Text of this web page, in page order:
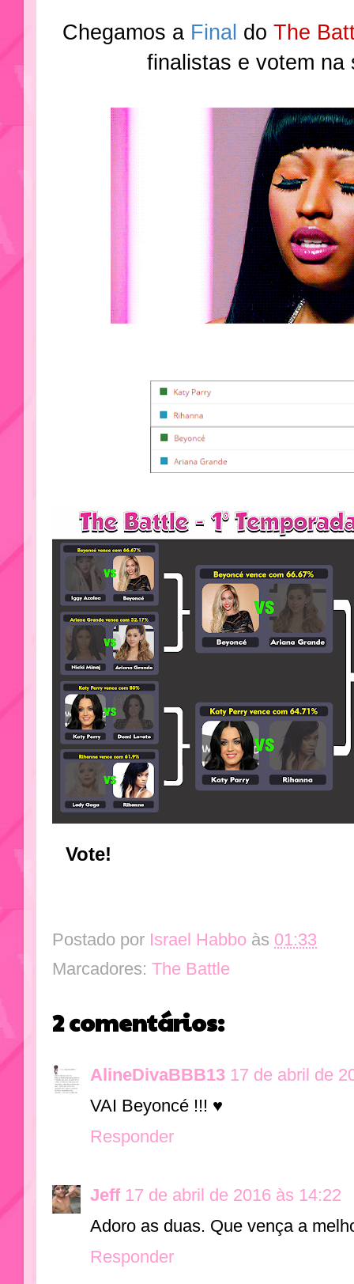
Chegamos a Final do The
finalistas e votem na
Vote!
Postado por Israel Habbo às 01:33
Marcadores: The Battle
2 comentários:
AlineDivaBBB13 17 de abril de
VAI Beyoncé !!! ♥
Responder
Jeff 17 de abril de 2016 às 14:22
Adoro as duas. Que vença a
Responder